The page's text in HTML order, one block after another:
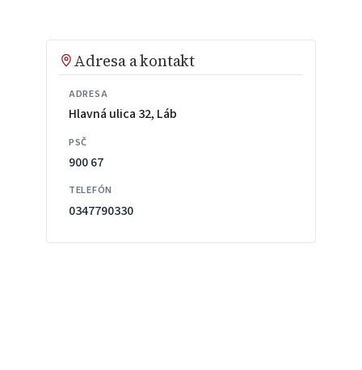
Adresa a kontakt
ADRESA
Hlavná ulica 32, Láb
PSČ
900 67
TELEFÓN
0347790330